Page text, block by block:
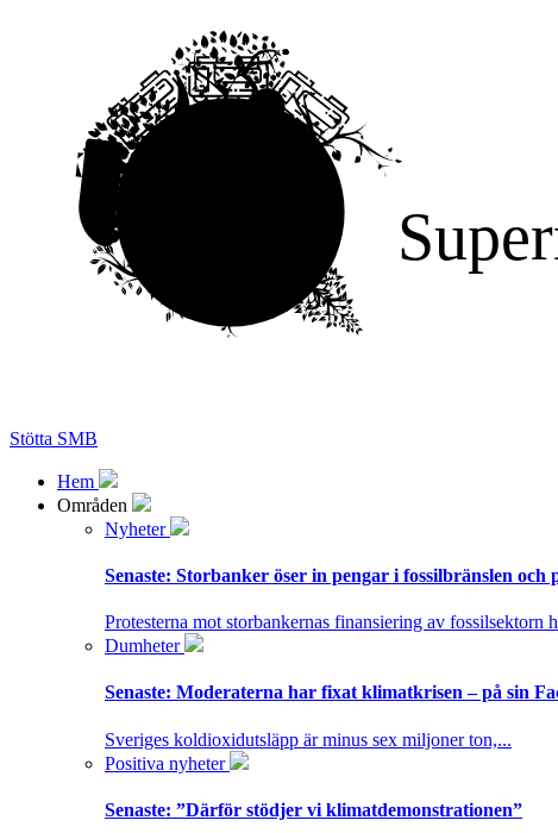
Stötta SMB
Hem
Områden
Nyheter
Senaste: Storbanker öser in pengar i fossilbränslen och
Protesterna mot storbankernas finansiering av fossilsektorn
Dumheter
Senaste: Moderaterna har fixat klimatkrisen – på sin
Sveriges koldioxidutsläpp är minus sex miljoner ton,...
Positiva nyheter
Senaste: ”Därför stödjer vi klimatdemonstrationen”